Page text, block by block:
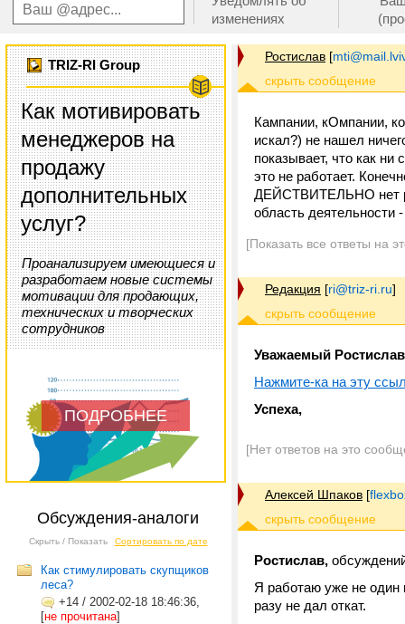
изменениях
TRIZ-RI Group
Как мотивировать
менеджеров на
продажу
дополнительных
услуг?
Проанализируем имеющиеся и
разработаем новые системы
мотивации для продающих,
технических и творческих
сотрудников
ПОДРОБНЕЕ
Обсуждения-аналоги
Скрыть / Показать Сортировать по дате
Как стимулировать скупщиков
леса?
+14 / 2002-02-18 18:46:36,
[не прочитана]
Ростислав [
Кампании, кОмпании,
искал?) не нашел
показывает, что как ни
это не работает.
ДЕЙСТВИТЕЛЬНО нет
область деятельности
[Показать все ответы на
Редакция [ri@triz-ri.ru]
Уважаемый
Нажмите-ка на эту
Успеха,
[Нет ответов на это
Алексей Шпаков [
Ростислав,
Я работаю уже не один
разу не дал откат.